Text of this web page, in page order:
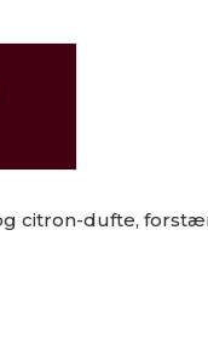
citron-dufte,